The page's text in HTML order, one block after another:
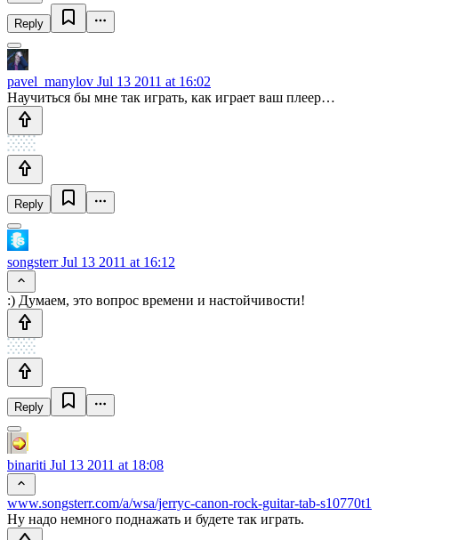
Reply
pavel_manylov Jul 13 2011 at 16:02
Научиться бы мне так играть, как играет ваш плеер…
Reply
songsterrJul 13 2011 at 16:12
:) Думаем, это вопрос времени и настойчивости!
Reply
binariti Jul 13 2011 at 18:08
www.songsterr.com/a/wsa/jerryc-canon-rock-guitar-tab-s10770t1
Ну надо немного поднажать и будете так играть.